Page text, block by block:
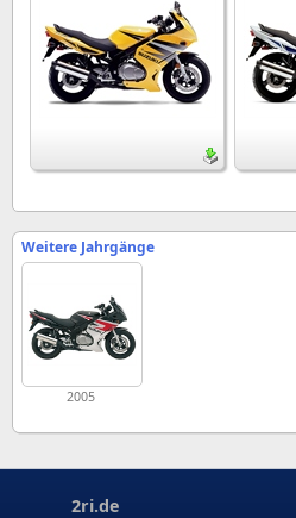
Weitere Jahrgänge
2005
2ri.de